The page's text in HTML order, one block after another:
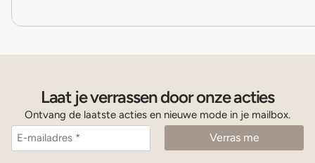
Laat je verrassen door onze acties
Ontvang de laatste acties en nieuwe mode in je mailbox.